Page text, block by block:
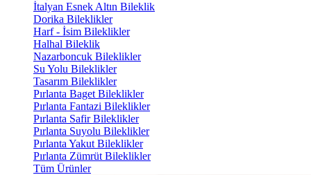
İtalyan Esnek Altın Bileklik
Dorika Bileklikler
Harf - İsim Bileklikler
Halhal Bileklik
Nazarboncuk Bileklikler
Su Yolu Bileklikler
Tasarım Bileklikler
Pırlanta Baget Bileklikler
Pırlanta Fantazi Bileklikler
Pırlanta Safir Bileklikler
Pırlanta Suyolu Bileklikler
Pırlanta Yakut Bileklikler
Pırlanta Zümrüt Bileklikler
Tüm Ürünler